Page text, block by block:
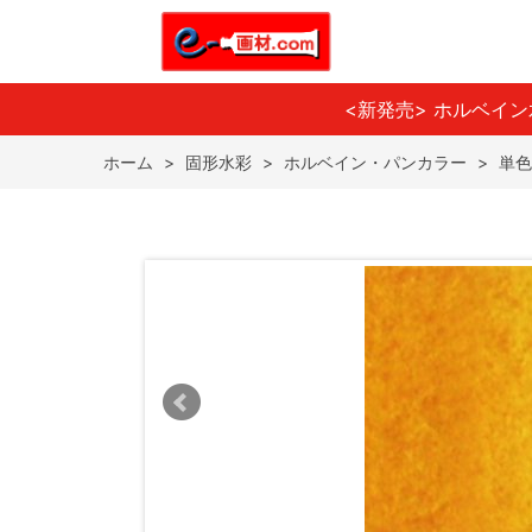
<新発売> ホルベイ
ホーム > 固形水彩 > ホルベイン・パンカラー > 単色